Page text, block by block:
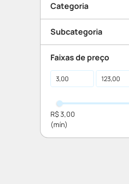
Beleza e Proteção
Higiene
Dermocosméticos
Categoria
Desodorante
Rosto
Proteção solar
Corpo
Lábios
Subcategoria
Aerossol
Roll On
Corporal
Facial
Anti-idade
Faixas de preço
R$ 3,00